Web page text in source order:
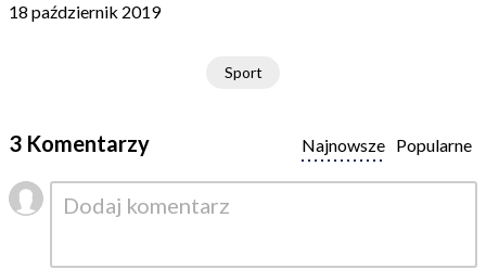
18 październik 2019
Sport
3 Komentarzy Popularne
Najnowsze